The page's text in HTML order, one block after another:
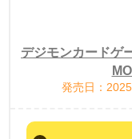
デジモンカードゲ
発売日：